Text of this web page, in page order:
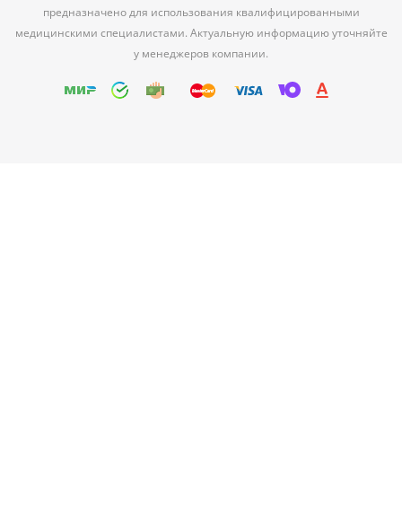
предназначено для использования квалифицированными
медицинскими специалистами. Актуальную информацию уточняйте
у менеджеров компании.